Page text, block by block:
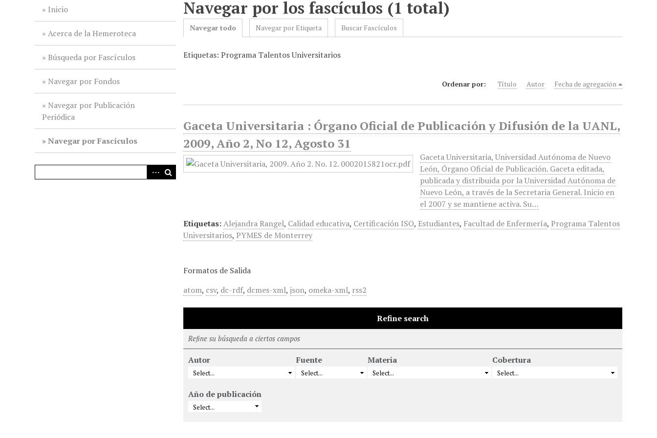
Inicio
Acerca de la Hemeroteca
Búsqueda por Fascículos
Navegar por Fondos
Navegar por Publicación
Periódica
Navegar por Fascículos
Navegar por los fascículos (1 total)
Navegar todo Navegar por Etiqueta Buscar Fascículos
Etiquetas: Programa Talentos Universitarios
Ordenar por: Título Autor Fecha de agregación
Gaceta Universitaria : Órgano Oficial de Publicación y Difusión de la UANL,
2009, Año 2, No 12, Agosto 31
Gaceta Universitaria, Universidad Autónoma de Nuevo
León, Órgano Oficial de Publicación. Gaceta editada,
publicada y distribuida por la Universidad Autónoma de
Nuevo León, a través de la Secretaria General. Inicio en
el 2007 y se mantiene activa. Su…
Etiquetas:Alejandra Rangel, Calidad educativa, Certificación ISO, Estudiantes, Facultad de Enfermería, Programa Talentos
Universitarios, PYMES de Monterrey
Formatos de Salida
atom, csv, dc-rdf, dcmes-xml,json, omeka-xml, rss2
Refine search
Refine su búsqueda a ciertos campos
Autor Fuente Materia Cobertura
Año de publicación